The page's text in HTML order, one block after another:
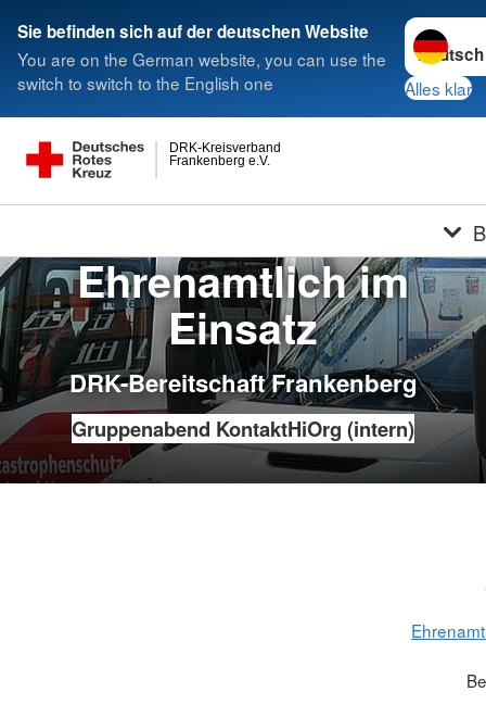
Sie befinden sich auf der deutschen Website
You are on the German website, you can use the
switch to switch to the English one
Sprache
Alles klar
Frankenberg e.V.
DRK-Kreisverband
Ehrenamtlich im
Einsatz
DRK-Bereitschaft Frankenberg
Gruppenabend KontaktHiOrg (intern)